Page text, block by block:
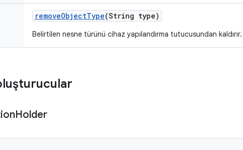
removeObjectType(String type)
Belirtilen nesne türünü cihaz yapılandırma tutucusundan kaldırır.
Holder